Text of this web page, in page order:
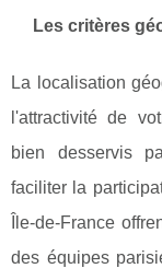
Les critères
La localisation
l'attractivité de
bien desservis
faciliter la
Île-de-France
des équipes